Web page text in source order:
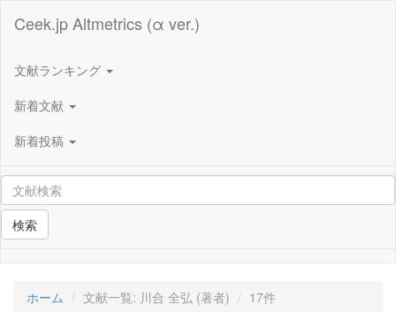
Ceek.jp Altmetrics (α ver.)
文献ランキング
新着文献
新着投稿
検索
ホーム 文献一覧: 川合 全弘 (著者) 17件